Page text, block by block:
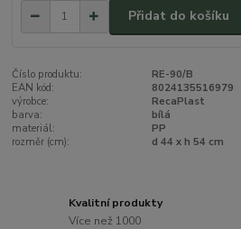
Přidat do košíku
Číslo produktu:
RE-90/B
EAN kód:
8024135516979
výrobce:
RecaPlast
barva:
bílá
materiál:
PP
rozměr (cm):
d 44 x h 54 cm
Kvalitní produkty
Více než 1000